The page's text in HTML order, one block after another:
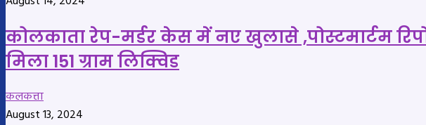
कोलकाता रेप-मर्डर केस में नए खुलासे ,पोस्टमार्टम
मिला 151 ग्राम लिक्विड
कलकत्ता
August 13, 2024